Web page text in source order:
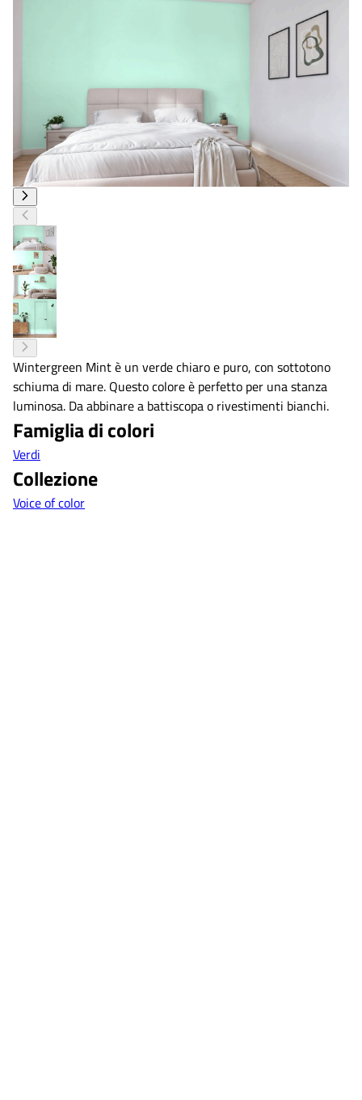
Wintergreen Mint è un verde chiaro e puro, con sottotono
schiuma di mare. Questo colore è perfetto per una stanza
luminosa. Da abbinare a battiscopa o rivestimenti bianchi.
Famiglia di colori
Verdi
Collezione
Voice of color